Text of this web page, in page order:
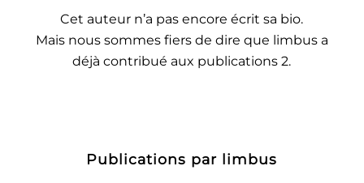
Cet auteur n’a pas encore écrit sa bio.
Mais nous sommes fiers de dire que limbusa
déjà contribué aux publications 2.
Publications par limbus